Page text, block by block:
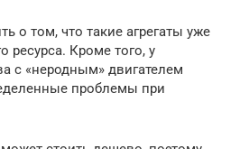
о том, что такие агрегаты уже
ресурса. Кроме того, у
с «неродным» двигателем
проблемы при